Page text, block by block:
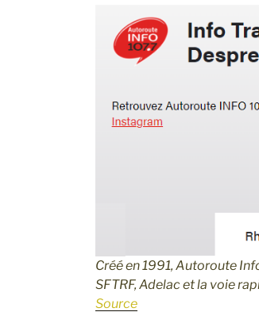
Créé en 1991, Autoroute
SFTRF, Adelac et la voie
Source